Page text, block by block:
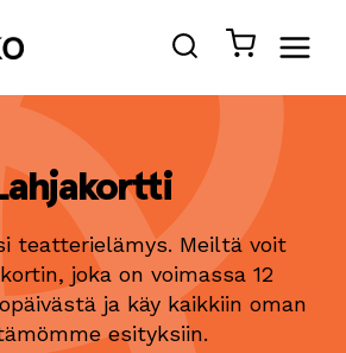
teatterielämys. Meiltä voit
joka on voimassa 12
ja käy kaikkiin oman
esityksiin.